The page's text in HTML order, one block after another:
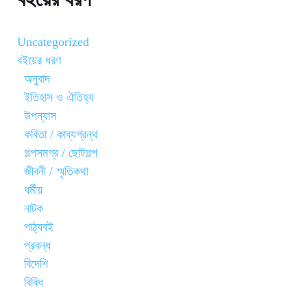
Uncategorized
বইয়ের ধরণ
অনুবাদ
ইতিহাস ও ঐতিহ্য
উপন্যাস
কবিতা / কাব্যগ্রন্থ
গল্পসমগ্র / ছোটগল্প
জীবনী / স্মৃতিকথা
ধর্মীয়
নাটক
পাঠ্যবই
প্রবন্ধ
বিদেশি
বিবিধ